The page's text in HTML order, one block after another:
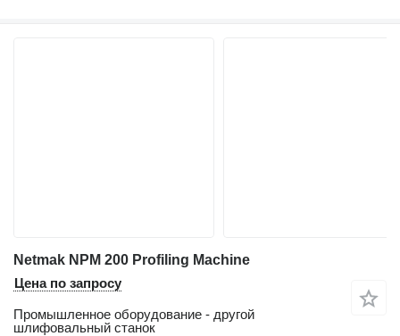
Netmak NPM 200 Profiling Machine
Цена по запросу
Промышленное оборудование - другой
шлифовальный станок